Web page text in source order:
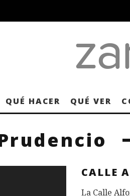
QUÉ HACER QUÉ VER
CALLE
La Calle